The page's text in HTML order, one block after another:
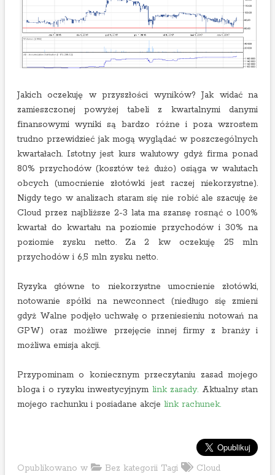
Jakich oczekuję w przyszłości wyników? Jak widać na
zamieszczonej powyżej tabeli z kwartalnymi danymi
finansowymi wyniki są bardzo różne i poza wzrostem
trudno przewidzieć jak mogą wyglądać w poszczególnych
kwartałach. Istotny jest kurs walutowy gdyż firma ponad
80% przychodów (kosztów też dużo) osiąga w walutach
obcych (umocnienie złotówki jest raczej niekorzystne).
Nigdy tego w analizach staram się nie robić ale szacuję że
Cloud przez najbliższe 2-3 lata ma szansę rosnąć o 100%
kwartał do kwartału na poziomie przychodów i 30% na
poziomie zysku netto. Za 2 kw oczekuję 25 mln
przychodów i 6,5 mln zysku netto.
Ryzyka główne to niekorzystne umocnienie złotówki,
notowanie spółki na newconnect (niedługo się zmieni
gdyż Walne podjęło uchwałę o przeniesieniu notowań na
GPW) oraz możliwe przejęcie innej firmy z branży i
możliwa emisja akcji.
Przypominam o koniecznym przeczytaniu zasad mojego
bloga i o ryzyku inwestycyjnym link zasady. Aktualny stan
mojego rachunku i posiadane akcje link rachunek.
Opublikowano w Bez kategorii Tagi Cloud